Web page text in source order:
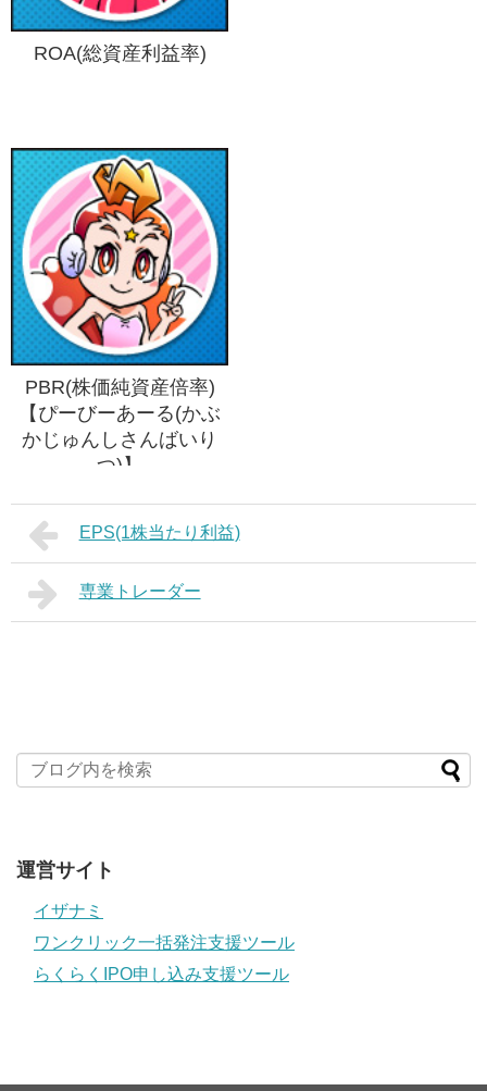
ROA(総資産利益率)
PBR(株価純資産倍率)
【ぴーびーあーる(かぶ
かじゅんしさんばいり
つ)】
EPS(1株当たり利益)
専業トレーダー
運営サイト
イザナミ
ワンクリック一括発注支援ツール
らくらくIPO申し込み支援ツール